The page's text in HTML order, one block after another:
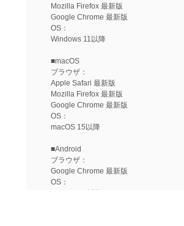
Mozilla Firefox 最新版
Google Chrome 最新版
OS：
Windows 11以降
■macOS
ブラウザ：
Apple Safari 最新版
Mozilla Firefox 最新版
Google Chrome 最新版
OS：
macOS 15以降
■Android
ブラウザ：
Google Chrome 最新版
OS：
Android 15以降